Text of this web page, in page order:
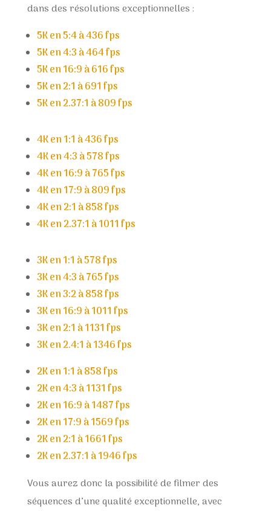
dans des résolutions exceptionnelles :
5K en 5:4 à 436 fps
5K en 4:3 à 464 fps
5K en 16:9 à 616 fps
5K en 2:1 à 691 fps
5K en 2.37:1 à 809 fps
4K en 1:1 à 436 fps
4K en 4:3 à 578 fps
4K en 16:9 à 765 fps
4K en 17:9 à 809 fps
4K en 2:1 à 858 fps
4K en 2.37:1 à 1011 fps
3K en 1:1 à 578 fps
3K en 4:3 à 765 fps
3K en 3:2 à 858 fps
3K en 16:9 à 1011 fps
3K en 2:1 à 1131 fps
3K en 2.4:1 à 1346 fps
2K en 1:1 à 858 fps
2K en 4:3 à 1131 fps
2K en 16:9 à 1487 fps
2K en 17:9 à 1569 fps
2K en 2:1 à 1661 fps
2K en 2.37:1 à 1946 fps
Vous aurez donc la possibilité de filmer des
séquences d’une qualité exceptionnelle, avec